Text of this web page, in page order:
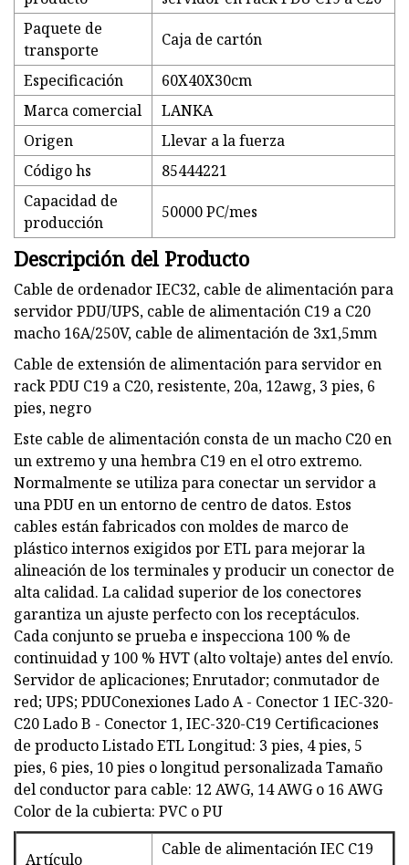
Paquete de
transporte
Caja de cartón
Especificación
60X40X30cm
Marca comercial
LANKA
Origen
Llevar a la fuerza
Código hs
85444221
Capacidad de
producción
50000 PC/mes
Descripción del Producto
Cable de ordenador IEC32, cable de alimentación para
servidor PDU/UPS, cable de alimentación C19 a C20
macho 16A/250V, cable de alimentación de 3x1,5mm
Cable de extensión de alimentación para servidor en
rack PDU C19 a C20, resistente, 20a, 12awg, 3 pies, 6
pies, negro
Este cable de alimentación consta de un macho C20 en
un extremo y una hembra C19 en el otro extremo.
Normalmente se utiliza para conectar un servidor a
una PDU en un entorno de centro de datos. Estos
cables están fabricados con moldes de marco de
plástico internos exigidos por ETL para mejorar la
alineación de los terminales y producir un conector de
alta calidad. La calidad superior de los conectores
garantiza un ajuste perfecto con los receptáculos.
Cada conjunto se prueba e inspecciona 100 % de
continuidad y 100 % HVT (alto voltaje) antes del envío.
Servidor de aplicaciones; Enrutador; conmutador de
red; UPS; PDUConexiones Lado A - Conector 1 IEC-320-
C20 Lado B - Conector 1, IEC-320-C19 Certificaciones
de producto Listado ETL Longitud: 3 pies, 4 pies, 5
pies, 6 pies, 10 pies o longitud personalizada Tamaño
del conductor para cable: 12 AWG, 14 AWG o 16 AWG
Color de la cubierta: PVC o PU
Artículo
Cable de alimentación IEC C19